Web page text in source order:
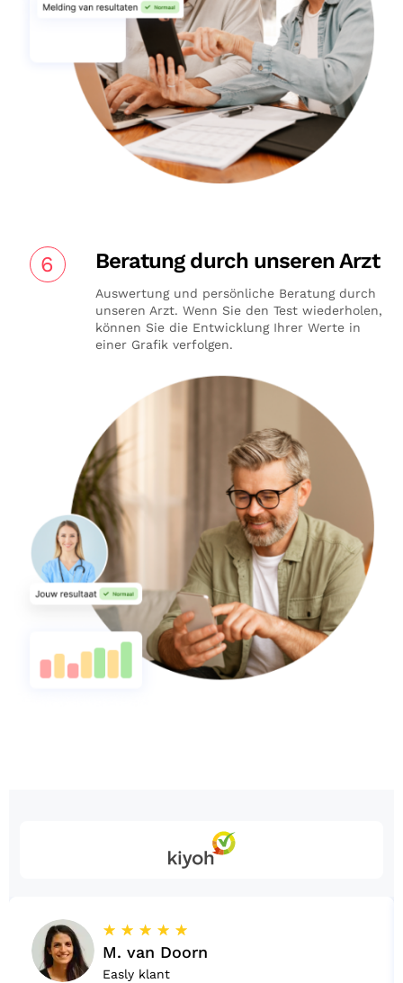
6 Beratung durch unseren Arzt
Auswertung und persönliche Beratung durch
unseren Arzt. Wenn Sie den Test wiederholen,
können Sie die Entwicklung Ihrer Werte in
einer Grafik verfolgen.
☆ ☆ ☆ ☆ ☆
M. van Doorn
Easly klant